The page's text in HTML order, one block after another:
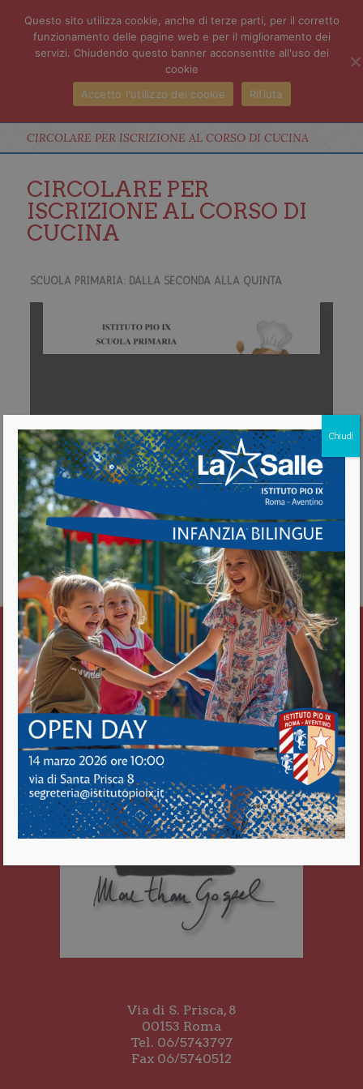
CIRCOLARE PER ISCRIZIONE AL CORSO DI CUCINA
CIRCOLARE PER
ISCRIZIONE AL CORSO DI
CUCINA
SCUOLA PRIMARIA: DALLA SECONDA ALLA QUINTA
Download [131.31 KB]
Istituto Pio IX
Roma Aventino
Fratelli delle Scuole Cristiane
Via di S. Prisca, 8
00153 Roma
Tel. 06/5743797
Fax 06/5740512
Chiudi
Questo sito utilizza cookie, anche di terze parti, per il corretto
funzionamento delle pagine web e per il miglioramento dei
servizi. Chiudendo questo banner acconsentite all'uso dei
cookie
Accetto l'utilizzo dei cookie
Rifiuta